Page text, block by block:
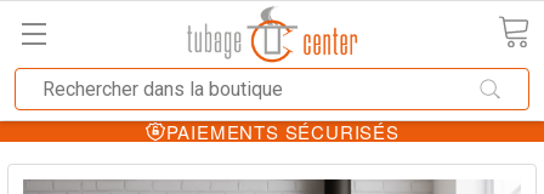
PAIEMENTS SÉCURISÉS